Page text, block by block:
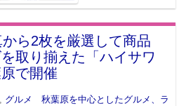
ら2枚を厳選して商品
取り揃えた「ハイサワ
で開催
, グルメ 秋葉原を中心としたグルメ、ラ